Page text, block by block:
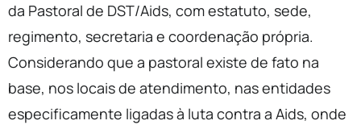
da Pastoral de DST/Aids, com estatuto, sede,
regimento, secretaria e coordenação própria.
Considerando que a pastoral existe de fato na
base, nos locais de atendimento, nas entidades
especificamente ligadas à luta contra a Aids, onde